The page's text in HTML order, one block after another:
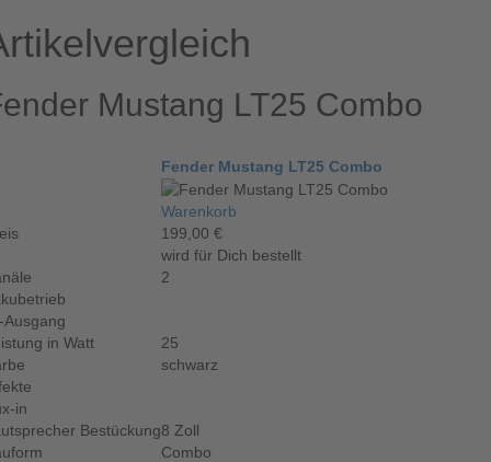
Mustang LT25 Combo
Fender Mustang LT25 Combo
Warenkorb
199,00 €
wird für Dich bestellt
2
Ausgang
in Watt
25
schwarz
in
Bestückung8 Zoll
Combo